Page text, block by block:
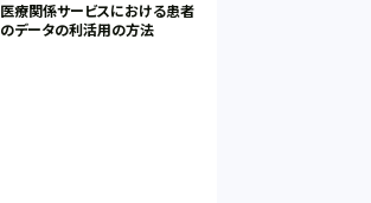
医療関係サービスにおける患者
のデータの利活用の方法